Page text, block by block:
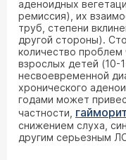
аденоидных
ремиссия), их
труб, степени
другой стороны).
количество проблем
взрослых детей (10-
несвоевременной
хронического
годами может
частности,
снижением слуха,
другим серьезным